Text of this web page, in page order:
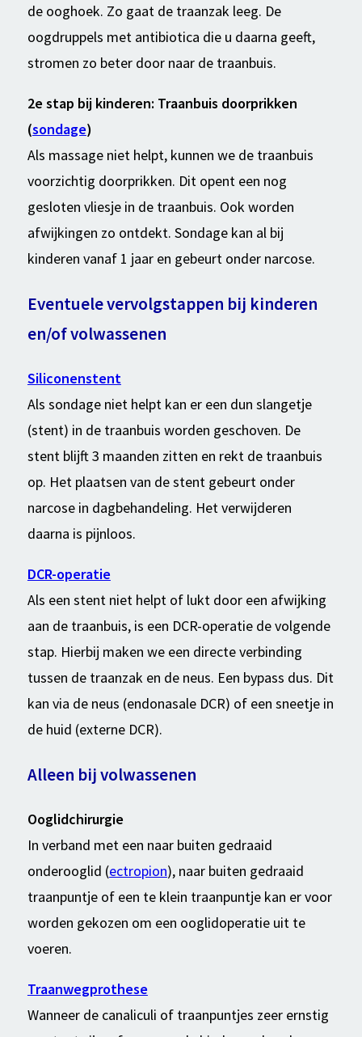
de ooghoek. Zo gaat de traanzak leeg. De
oogdruppels met antibiotica die u daarna geeft,
stromen zo beter door naar de traanbuis.
2e stap bij kinderen: Traanbuis doorprikken
(sondage)
Als massage niet helpt, kunnen we de traanbuis
voorzichtig doorprikken. Dit opent een nog
gesloten vliesje in de traanbuis. Ook worden
afwijkingen zo ontdekt. Sondage kan al bij
kinderen vanaf 1 jaar en gebeurt onder narcose.
Eventuele vervolgstappen bij kinderen
en/of volwassenen
Siliconenstent
Als sondage niet helpt kan er een dun slangetje
(stent) in de traanbuis worden geschoven. De
stent blijft 3 maanden zitten en rekt de traanbuis
op. Het plaatsen van de stent gebeurt onder
narcose in dagbehandeling. Het verwijderen
daarna is pijnloos.
DCR-operatie
Als een stent niet helpt of lukt door een afwijking
aan de traanbuis, is een DCR-operatie de volgende
stap. Hierbij maken we een directe verbinding
tussen de traanzak en de neus. Een bypass dus. Dit
kan via de neus (endonasale DCR) of een sneetje in
de huid (externe DCR).
Alleen bij volwassenen
Ooglidchirurgie
In verband met een naar buiten gedraaid
onderooglid (ectropion), naar buiten gedraaid
traanpuntje of een te klein traanpuntje kan er voor
worden gekozen om een ooglidoperatie uit te
voeren.
Traanwegprothese
Wanneer de canaliculi of traanpuntjes zeer ernstig